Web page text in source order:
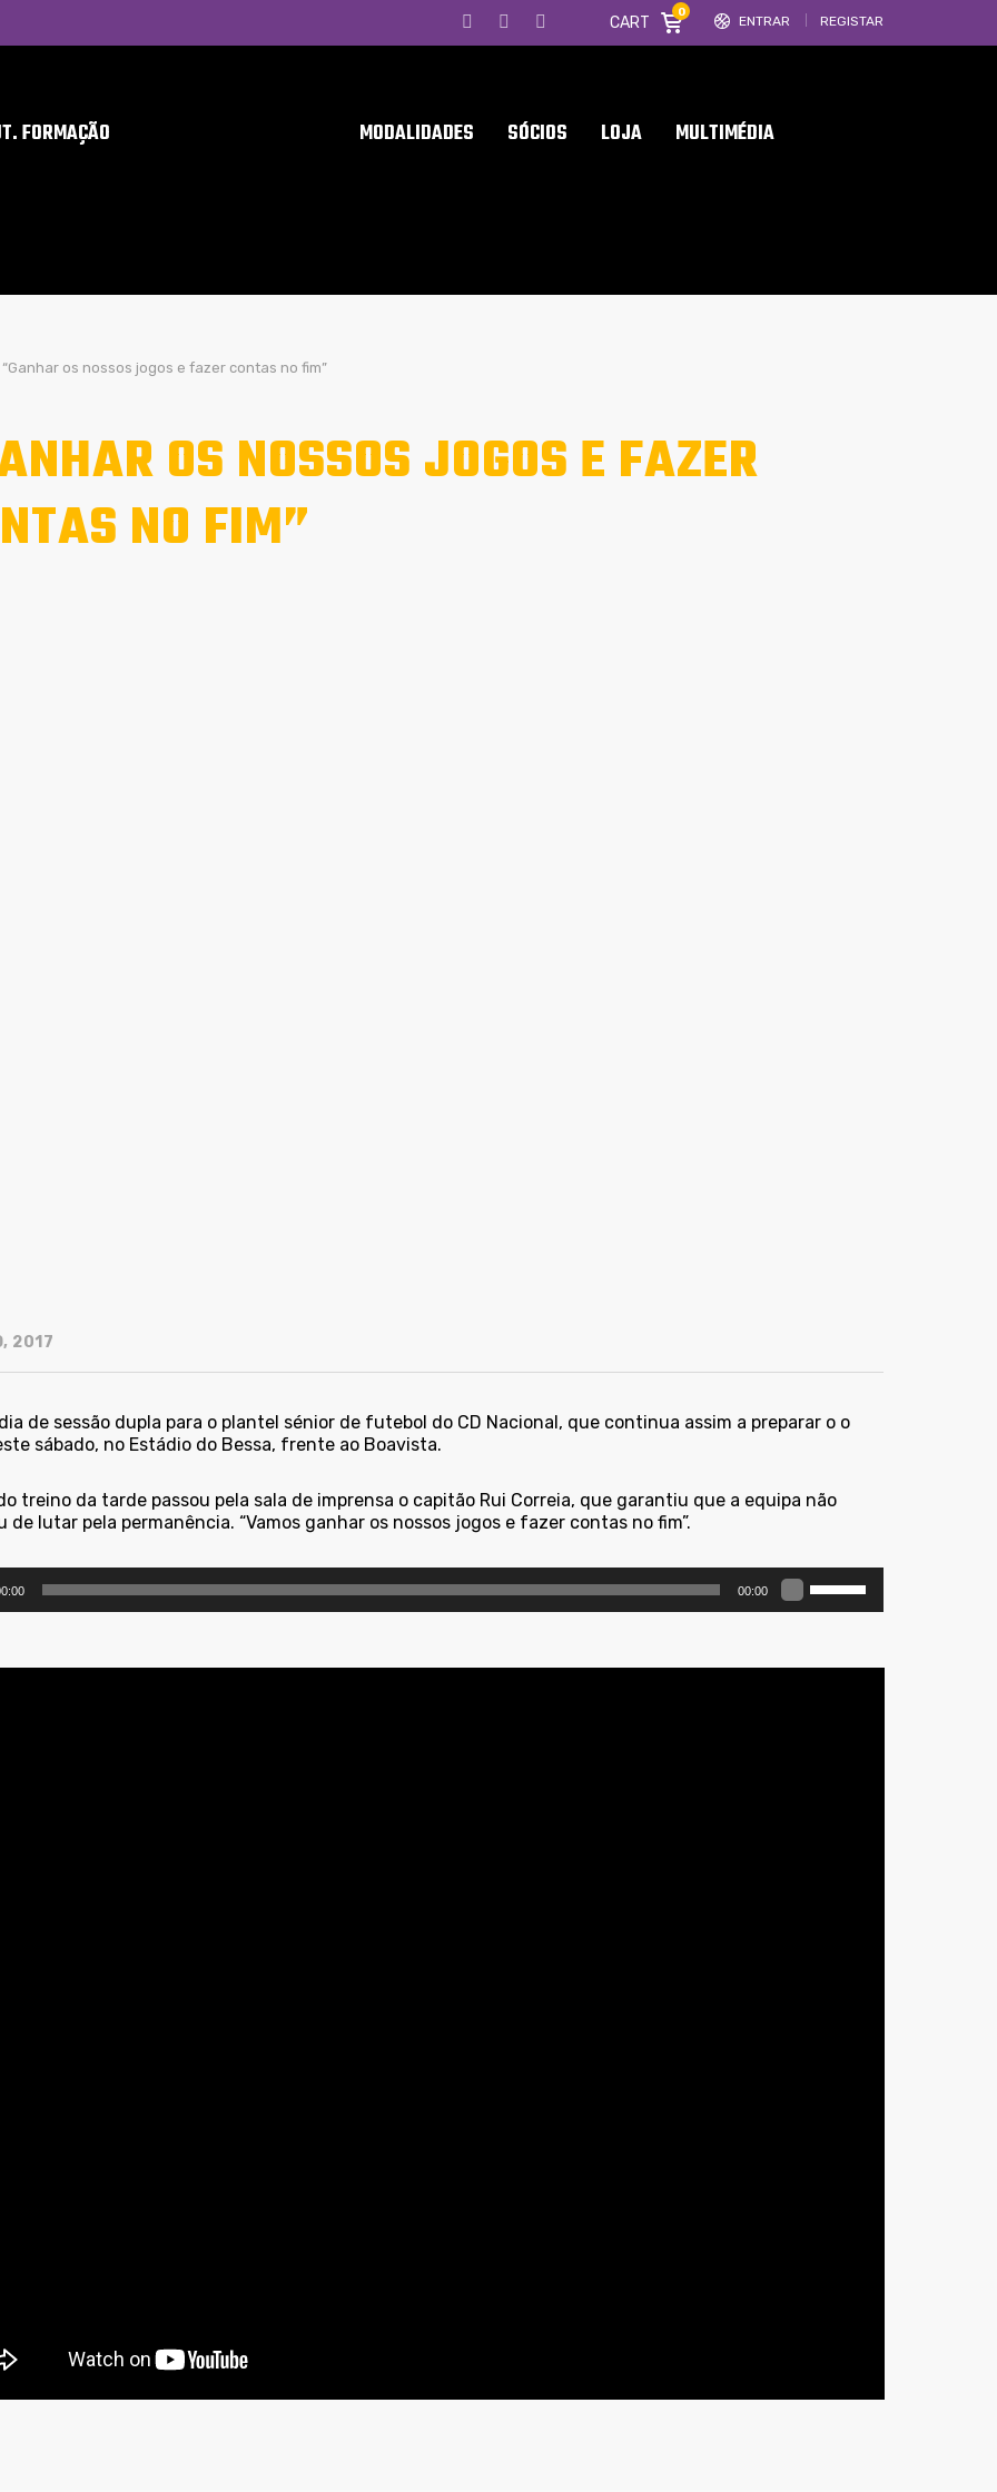
ENTRAR REGISTAR
CART
0
FORMAÇÃO MODALIDADES SÓCIOS LOJA MULTIMÉDIA
“Ganhar os nossos jogos e fazer contas no fim”
OS NOSSOS JOGOS E FAZER
NO FIM”
2017
de sessão dupla para o plantel sénior de futebol do CD Nacional, que continua assim a preparar o o
sábado, no Estádio do Bessa, frente ao Boavista.
treino da tarde passou pela sala de imprensa o capitão Rui Correia, que garantiu que a equipa não
de lutar pela permanência. “Vamos ganhar os nossos jogos e fazer contas no fim”.
00:00
as
para